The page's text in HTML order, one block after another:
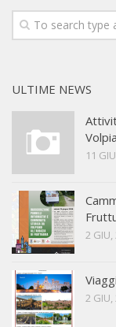
ULTIME NEWS
11
2 GIU,
2 GIU,